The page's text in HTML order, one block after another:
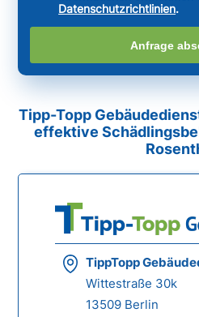
Datenschutzrichtlinien.
Anfrage
Tipp-Topp
effektive
TippTopp
Wittestraße 30k
13509 Berlin